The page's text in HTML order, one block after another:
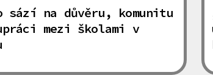
sází na důvěru, komunitu
mezi školami v